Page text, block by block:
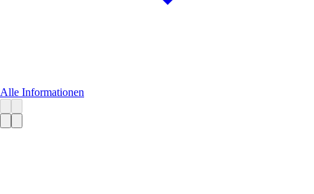
Alle Informationen